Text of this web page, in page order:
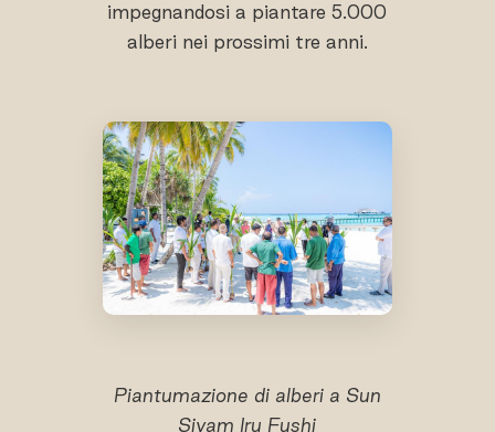
impegnandosi a piantare 5.000
alberi nei prossimi tre anni.
Piantumazione di alberi a Sun
Siyam Iru Fushi